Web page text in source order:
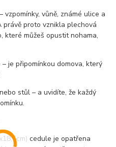
vzpomínky, vůně, známé ulice a
právě proto vzniklaplechová
které můžeš opustit nohama,
je připomínkou domova, který
stůl – a uvidíte, že každý
cedule je opatřena